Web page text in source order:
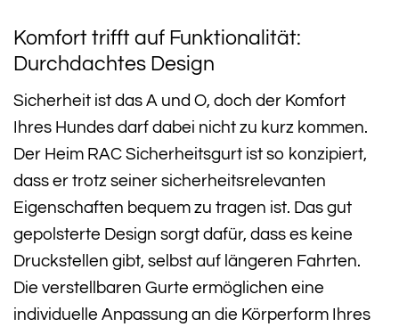
Komfort trifft auf Funktionalität:
Durchdachtes Design
Sicherheit ist das A und O, doch der Komfort
Ihres Hundes darf dabei nicht zu kurz kommen.
Der Heim RAC Sicherheitsgurt ist so konzipiert,
dass er trotz seiner sicherheitsrelevanten
Eigenschaften bequem zu tragen ist. Das gut
gepolsterte Design sorgt dafür, dass es keine
Druckstellen gibt, selbst auf längeren Fahrten.
Die verstellbaren Gurte ermöglichen eine
individuelle Anpassung an die Körperform Ihres